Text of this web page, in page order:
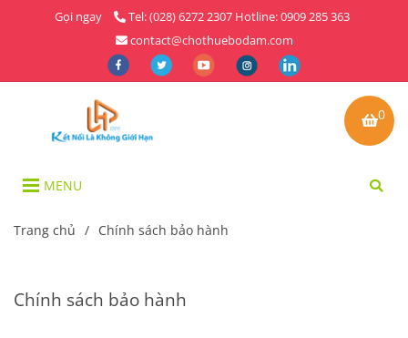
Gọi ngay
Tel: (028) 6272 2307 Hotline: 0909 285 363
contact@chothuebodam.com
0
MENU
Trang chủ / Chính sách bảo hành
Chính sách bảo hành